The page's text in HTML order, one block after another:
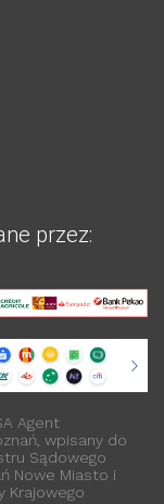
przez:
Agent
wpisany do
Sądowego
Nowe Miasto i
Krajowego